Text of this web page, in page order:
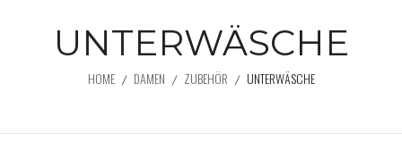
UNTERWÄSCHE
HOME DAMEN ZUBEHÖR UNTERWÄSCHE